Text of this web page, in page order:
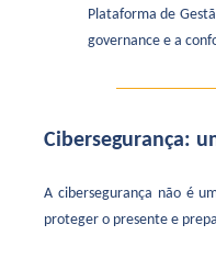
Plataforma de
governance e a
Cibersegurança:
A cibersegurança não é
proteger o presente e